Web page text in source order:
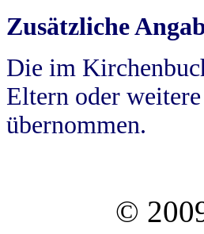
Zusätzliche
Die im
Eltern oder
übernommen.
©